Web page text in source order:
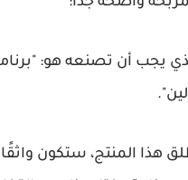
يجب أن تصنعه هو:
.
هذا المنتج، ستكون